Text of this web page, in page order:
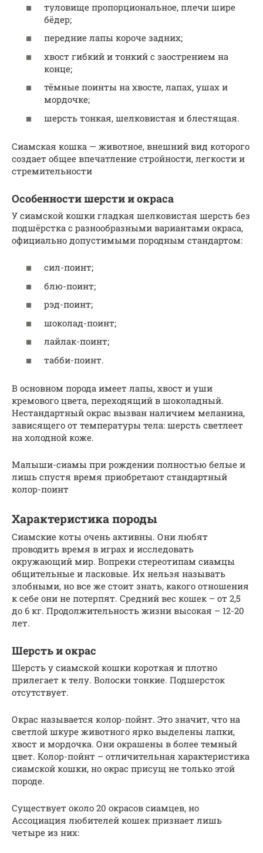
туловище пропорциональное, плечи шире
бёдер;
передние лапы короче задних;
хвост гибкий и тонкий с заострением на
конце;
тёмные поинты на хвосте, лапах, ушах и
мордочке;
шерсть тонкая, шелковистая и блестящая.
Сиамская кошка — животное, внешний вид которого
создает общее впечатление стройности, легкости и
стремительности
Особенности шерсти и окраса
У сиамской кошки гладкая шелковистая шерсть без
подшёрстка с разнообразными вариантами окраса,
официально допустимыми породным стандартом:
сил-поинт;
блю-поинт;
рэд-поинт;
шоколад-поинт;
лайлак-поинт;
табби-поинт.
В основном порода имеет лапы, хвост и уши
кремового цвета, переходящий в шоколадный.
Нестандартный окрас вызван наличием меланина,
зависящего от температуры тела: шерсть светлеет
на холодной коже.
Малыши-сиамы при рождении полностью белые и
лишь спустя время приобретают стандартный
колор-поинт
Характеристика породы
Сиамские коты очень активны. Они любят
проводить время в играх и исследовать
окружающий мир. Вопреки стереотипам сиамцы
общительные и ласковые. Их нельзя называть
злобными, но все же стоит знать, какого отношения
к себе они не потерпят. Средний вес кошек – от 2,5
до 6 кг. Продолжительность жизни высокая – 12-20
лет.
Шерсть и окрас
Шерсть у сиамской кошки короткая и плотно
прилегает к телу. Волоски тонкие. Подшерсток
отсутствует.
Окрас называется колор-пойнт. Это значит, что на
светлой шкуре животного ярко выделены лапки,
хвост и мордочка. Они окрашены в более темный
цвет. Колор-пойнт – отличительная характеристика
сиамской кошки, но окрас присущ не только этой
породе.
Существует около 20 окрасов сиамцев, но
Ассоциация любителей кошек признает лишь
четыре из них: